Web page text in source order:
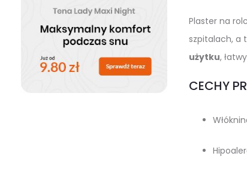
Plaster na
szpitalach, a
użytku,
CECHY